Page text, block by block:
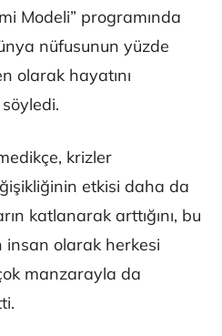
Modeli” programında
nüfusunun yüzde
olarak hayatını
söyledi.
krizler
etkisi daha da
katlanarak arttığını, bu
olarak herkesi
manzarayla da